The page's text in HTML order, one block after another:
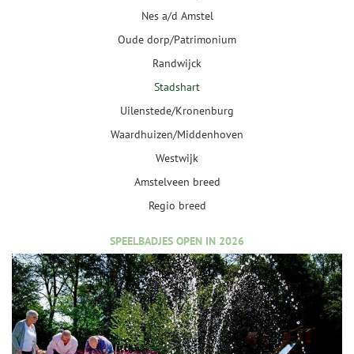
Nes a/d Amstel
Oude dorp/Patrimonium
Randwijck
Stadshart
Uilenstede/Kronenburg
Waardhuizen/Middenhoven
Westwijk
Amstelveen breed
Regio breed
SPEELBADJES OPEN IN 2026